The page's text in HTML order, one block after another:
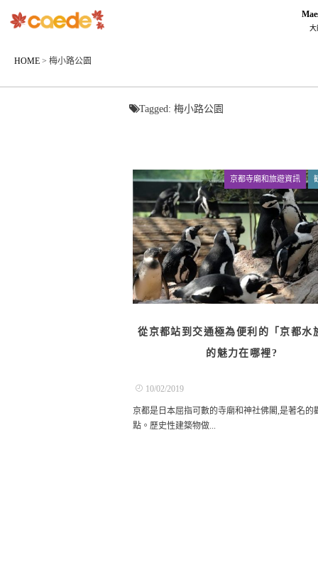
大
HOME > 梅小路公園
Tagged: 梅小路公園
京都寺廟和旅遊資訊
從京都站到交通極為便利的「京都水
的魅力在哪裡?
10/02/2019
京都是日本屈指可數的寺廟和神社佛閣,是著名的
點。歷史性建築物做...